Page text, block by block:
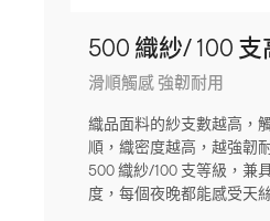
500 織紗/ 100
滑順觸感 強韌耐用
織品面料的紗支數越高，
順，織密度越高，越強韌
500 織紗/100 支等級，兼
度，每個夜晚都能感受天